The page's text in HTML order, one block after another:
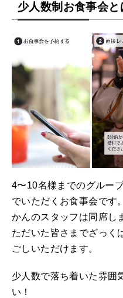
少人数制お食事会と
4〜10名様までのグルー
でいただくお食事会です
かんのスタッフは同席し
ただいた皆さまでざっく
ごしいただけます。
少人数で落ち着いた雰囲
い！